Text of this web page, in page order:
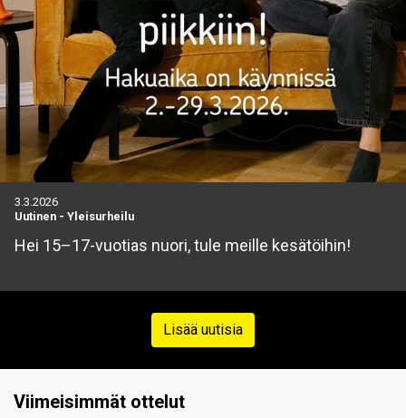
3.3.2026
Uutinen - Yleisurheilu
Hei 15–17-vuotias nuori, tule meille kesätöihin!
Lisää uutisia
Viimeisimmät ottelut